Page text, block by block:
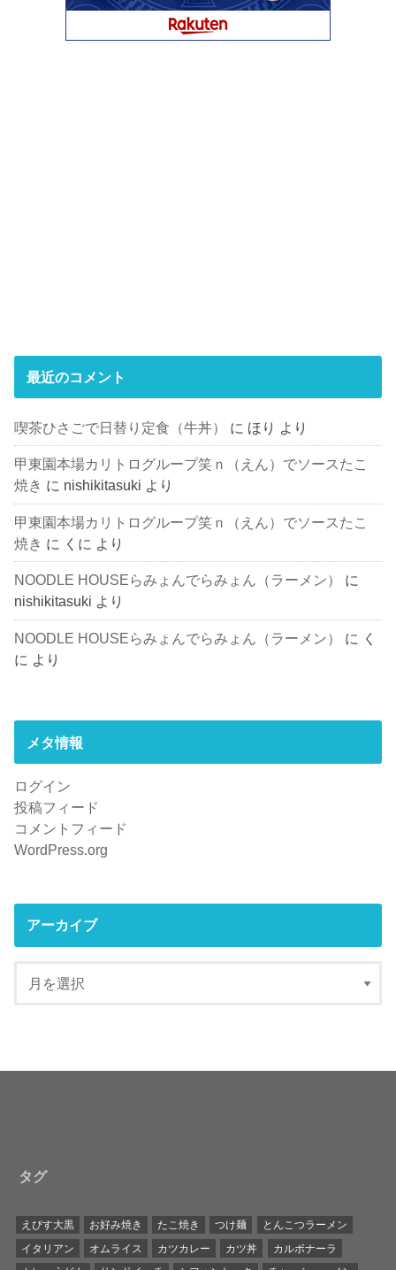
最近のコメント
喫茶ひさごで日替り定食（牛丼） に ほり より
甲東園本場カリトログループ笑ｎ（えん）でソースたこ
焼き に nishikitasuki より
甲東園本場カリトログループ笑ｎ（えん）でソースたこ
焼き に くに より
NOODLE HOUSEらみょんでらみょん（ラーメン）
に
nishikitasuki より
NOODLE HOUSEらみょんでらみょん（ラーメン） に く
に より
メタ情報
ログイン
投稿フィード
コメントフィード
WordPress.org
アーカイブ
タグ
えびす大黒 お好み焼き たこ焼き つけ麺
とんこつラーメン
イタリアン
オムライス カツカレー カツ丼
カルボナーラ